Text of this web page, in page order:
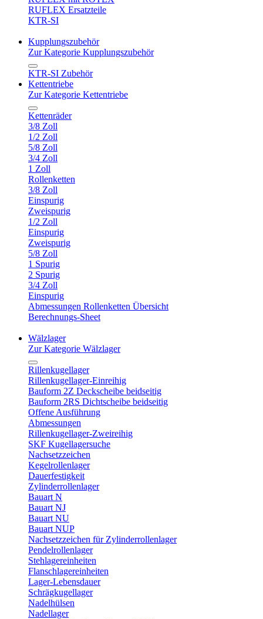
RUFLEX Ersatzteile
KTR-SI
Kupplungszubehör
Zur Kategorie Kupplungszubehör
KTR-SI Zubehör
Kettentriebe
Zur Kategorie Kettentriebe
Kettenräder
3/8 Zoll
1/2 Zoll
5/8 Zoll
3/4 Zoll
1 Zoll
Rollenketten
3/8 Zoll
Einspurig
Zweispurig
1/2 Zoll
Einspurig
Zweispurig
5/8 Zoll
1 Spurig
2 Spurig
3/4 Zoll
Einspurig
Abmessungen Rollenketten Übersicht
Berechnungs-Sheet
Wälzlager
Zur Kategorie Wälzlager
Rillenkugellager
Rillenkugellager-Einreihig
Bauform 2Z Deckscheibe beidseitig
Bauform 2RS Dichtscheibe beidseitig
Offene Ausführung
Abmessungen
Rillenkugellager-Zweireihig
SKF Kugellagersuche
Nachsetzzeichen
Kegelrollenlager
Dauerfestigkeit
Zylinderrollenlager
Bauart N
Bauart NJ
Bauart NU
Bauart NUP
Nachsetzzeichen für Zylinderrollenlager
Pendelrollenlager
Stehlagereinheiten
Flanschlagereinheiten
Lager-Lebensdauer
Schrägkugellager
Nadelhülsen
Nadellager